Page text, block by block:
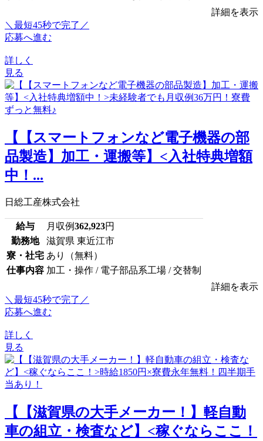
詳細を表示
＼最短45秒で完了／
応募へ進む
詳しく
見る
【【スマートフォンなど電子機器の部
品製造】加工・運搬等】<入社特典増額
中！...
日総工産株式会社
給与 月収例362,923円
勤務地
滋賀県 東近江市
寮・社宅 あり（無料）
仕事内容 加工・操作 / 電子部品系工場 / 交替制
詳細を表示
＼最短45秒で完了／
応募へ進む
詳しく
見る
【【滋賀県の大手メーカー！】軽自動
車の組立・検査など】<稼ぐならここ！